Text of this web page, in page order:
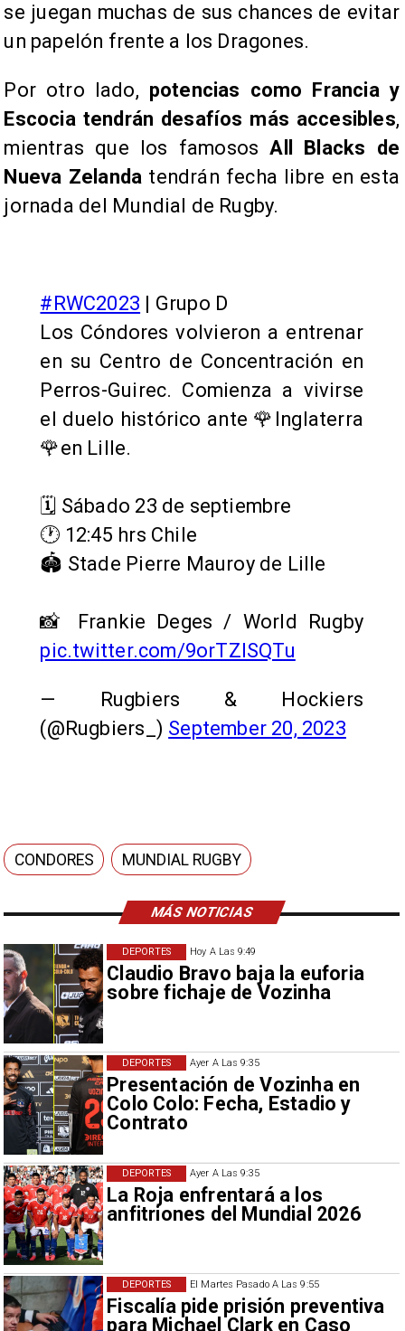
MÁS NOTICIAS
Hoy A Las 9:49
Claudio Bravo baja la euforia
sobre fichaje de Vozinha
DEPORTES
Ayer A Las 9:35
Presentación de Vozinha en
Colo Colo: Fecha, Estadio y
Contrato
DEPORTES
Ayer A Las 9:35
La Roja enfrentará a los
anfitriones del Mundial 2026
DEPORTES
El Martes Pasado A Las 9:55
Fiscalía pide prisión preventiva
para Michael Clark en Caso
DEPORTES
se juegan muchas de sus chances de evitar
un papelón frente a los Dragones.
Por otro lado, potencias como Francia y
Escocia tendrán desafíos más accesibles,
mientras que los famososAll Blacks de
Nueva Zelanda tendrán fecha libre en esta
jornada del Mundial de Rugby.
#RWC2023 | Grupo D
Los Cóndores volvieron a entrenar
en su Centro de Concentración en
Perros-Guirec. Comienza a vivirse
el duelo histórico ante 🌹Inglaterra
🌹en Lille.
🗓️ Sábado 23 de septiembre
🕐 12:45 hrs Chile
🏟️ Stade Pierre Mauroy de Lille
📸 Frankie Deges / World Rugby
pic.twitter.com/9orTZISQTu
— Rugbiers & Hockiers
(@Rugbiers_) September 20, 2023
CONDORES MUNDIAL RUGBY